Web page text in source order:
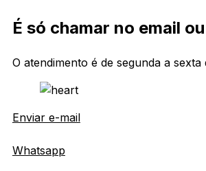
É só chamar no email
O atendimento é de segunda a sexta
Enviar e-mail
Whatsapp